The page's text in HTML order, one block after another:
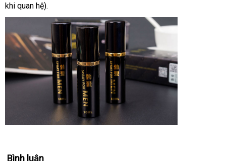
khi quan hệ).
Bình luận